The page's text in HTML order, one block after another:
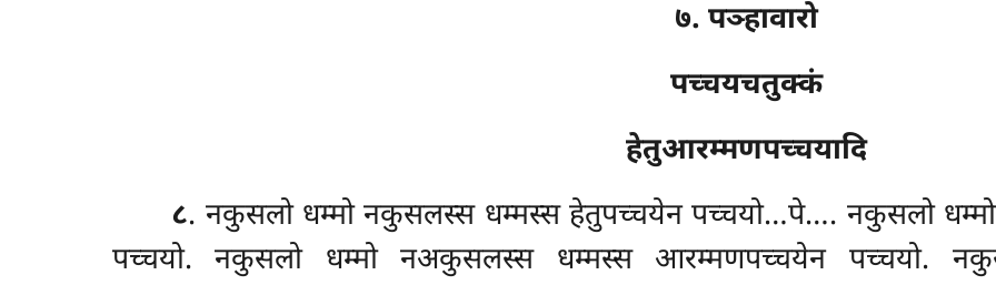
७. पञ्हावारो
पच्चयचतुक्कं
हेतुआरम्मणपच्चयादि
८. नकुसलो धम्मो नकुसलस्स धम्मस्स हेतुपच्चयेन पच्चयो…पे…. नकुसलो
पच्चयो. नकुसलो धम्मो नअकुसलस्स धम्मस्स आरम्मणपच्चयेन पच्चयो.